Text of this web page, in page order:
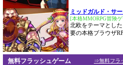
ミッドガルド・サ
[本格MMORPG冒険
北欧をテーマとし
要の本格ブラウザ
⇒無料フラ
無料フラッシュゲーム